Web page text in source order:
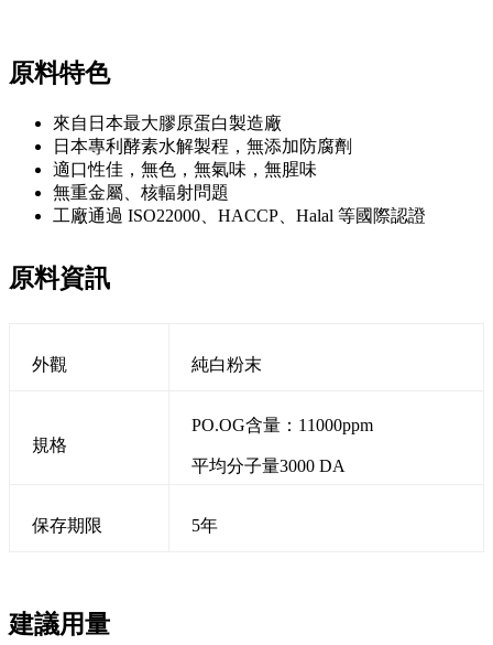
原料特色
來自日本最大膠原蛋白製造廠
日本專利酵素水解製程，無添加防腐劑
適口性佳，無色，無氣味，無腥味
無重金屬、核輻射問題
工廠通過 ISO22000、HACCP、Halal 等國際認證
原料資訊
外觀 純白粉末
規格
PO.OG含量：11000ppm
平均分子量3000 DA
保存期限 5年
建議用量